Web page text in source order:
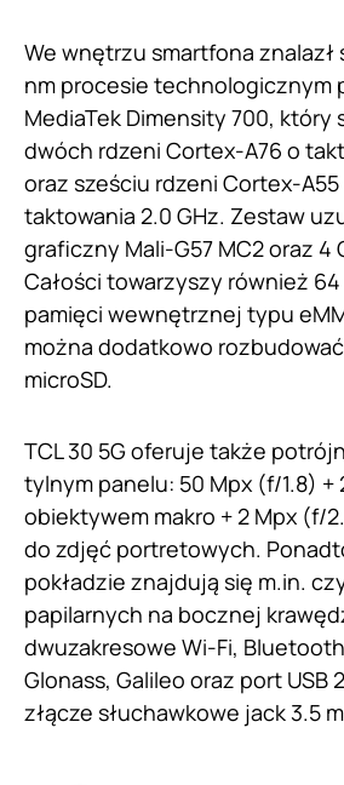
We wnętrzu smartfona znalazł
nm procesie technologicznym
MediaTek Dimensity 700, który
dwóch rdzeni Cortex-A76 o
oraz sześciu rdzeni Cortex-
taktowania 2.0 GHz. Zestaw
graficzny Mali-G57 MC2 oraz 4
Całości towarzyszy również 64
pamięci wewnętrznej typu
można dodatkowo
microSD.
TCL 30 5G oferuje także
tylnym panelu: 50 Mpx (f/1.8) +
obiektywem makro + 2 Mpx (f/
do zdjęć portretowych.
pokładzie znajdują się m.in.
papilarnych na bocznej
dwuzakresowe Wi-Fi, Bluetooth
Glonass, Galileo oraz port USB
złącze słuchawkowe jack 3.5